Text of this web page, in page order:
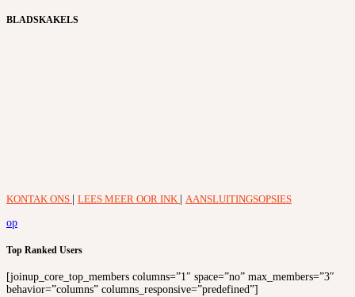
BLADSKAKELS
KONTAK ONS LEES MEER OOR INK
AANSLUITINGSOPSIES
op
Top Ranked Users
[joinup_core_top_members columns=”1″ space=”no” max_members=”3″
behavior=”columns” columns_responsive=”predefined”]